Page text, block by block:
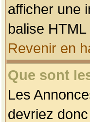
afficher une
balise
Revenir en
Que sont
Les
devriez